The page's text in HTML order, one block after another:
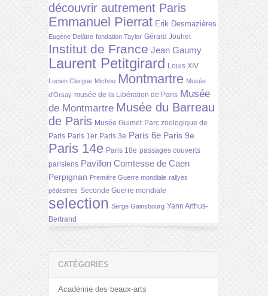
découvrir autrement Paris
Emmanuel Pierrat Erik Desmazières
Eugène Delâtre fondation Taylor Gérard Jouhet
Institut de France Jean Gaumy
Laurent Petitgirard Louis XIV
Lucien Clergue Michou Montmartre Musée
d'Orsay musée de la Libération de Paris Musée
de Montmartre Musée du Barreau
de Paris Musée Guimet Parc zoologique de
Paris Paris 1er Paris 3e Paris 6e Paris 9e
Paris 14e Paris 18e passages couverts
parisiens Pavillon Comtesse de Caen
Perpignan Première Guerre mondiale rallyes
pédestres Seconde Guerre mondiale
selection Serge Gainsbourg Yann Arthus-
Bertrand
CATÉGORIES
Académie des beaux-arts